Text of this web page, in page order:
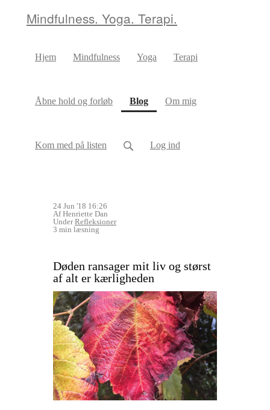
Mindfulness. Yoga. Terapi.
Hjem Mindfulness Yoga Terapi
Åbne hold og forløb Blog(current)
Om mig
Kom med på listen Log ind
24 Jun '18 16:26
Af Henriette Dan
UnderRefleksioner
3 min læsning
Døden ransager mit liv og størst
af alt er kærligheden